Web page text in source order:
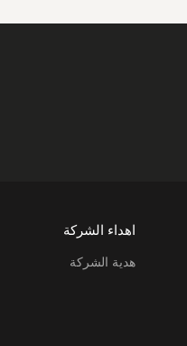
اهداء الشركة
هدية الشركة